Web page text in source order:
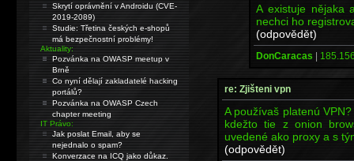
A existuje nějaka
nechci ho
(odpovědět)
DonCaracas |
re: Zjišteni vpn
A používaš platenú
kdežto tie z onion
uvedené ako proxy a s
(odpovědět)
Skrytí oprávnění v Androidu (CVE-
2019-2089)
Studie: Třetina českých e-shopů
má bezpečnostní problémy!
Aktuality:
Pozvánka na OWASP meetup v
Brně
Co nyní dělají zakladatelé hacking
portálů?
Pozvánka na OWASP Czech
chapter meeting
IT Právo:
Jak poslat Email, aby se
nejednalo o spam?
Konverzace na ICQ jako důkaz.